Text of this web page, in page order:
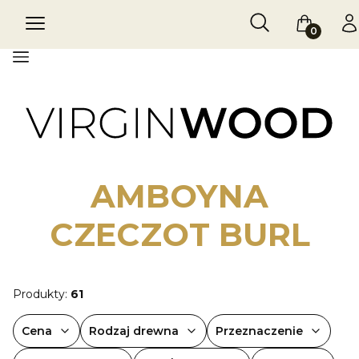
Menu Otwórz
Szukaj Koszyk
Menu
AMBOYNA
CZECZOT BURL
Produkty: 61
Cena Rodzaj drewna Przeznaczenie